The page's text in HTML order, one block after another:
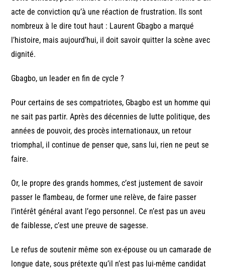
acte de conviction qu’à une réaction de frustration. Ils sont
nombreux à le dire tout haut : Laurent Gbagbo a marqué
l’histoire, mais aujourd’hui, il doit savoir quitter la scène avec
dignité.
Gbagbo, un leader en fin de cycle ?
Pour certains de ses compatriotes, Gbagbo est un homme qui
ne sait pas partir. Après des décennies de lutte politique, des
années de pouvoir, des procès internationaux, un retour
triomphal, il continue de penser que, sans lui, rien ne peut se
faire.
Or, le propre des grands hommes, c’est justement de savoir
passer le flambeau, de former une relève, de faire passer
l’intérêt général avant l’ego personnel. Ce n’est pas un aveu
de faiblesse, c’est une preuve de sagesse.
Le refus de soutenir même son ex-épouse ou un camarade de
longue date, sous prétexte qu’il n’est pas lui-même candidat